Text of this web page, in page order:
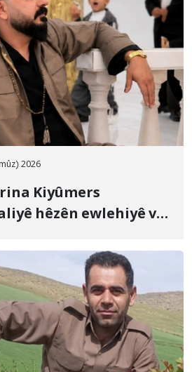
2026
Kiyûmers
hêzên ewlehiyê ve